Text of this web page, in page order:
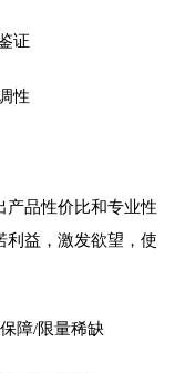
证
性
产品性价比和专业性
利益，激发欲望，使
障/限量稀缺